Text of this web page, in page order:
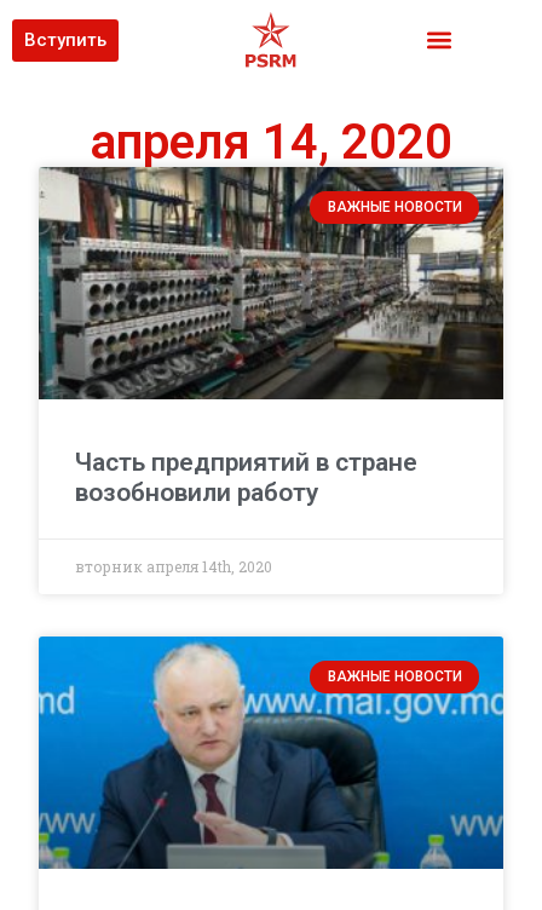
Вступить
апреля 14, 2020
ВАЖНЫЕ НОВОСТИ
Часть предприятий в стране
возобновили работу
вторник апреля 14th, 2020
ВАЖНЫЕ НОВОСТИ